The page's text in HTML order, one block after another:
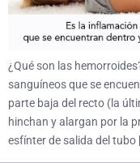
¿Qué son las
sanguíneos que se
parte baja del recto (la
hinchan y alargan por la
esfínter de salida del tubo